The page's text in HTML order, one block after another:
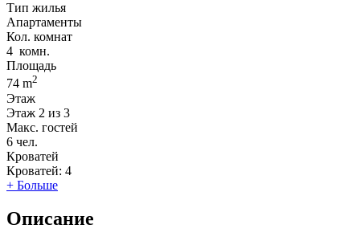
Тип жилья
Апартаменты
Кол. комнат
4 комн.
Площадь
74 m2
Этаж
Этаж 2 из 3
Макс. гостей
6 чел.
Кроватей
Кроватей: 4
+ Больше
Описание